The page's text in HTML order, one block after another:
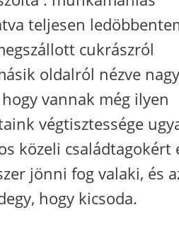
teljesen
cukrászról
oldalról nézve nagy
vannak még ilyen
végtisztessége
közeli családtagokért
jönni fog valaki, és
hogy kicsoda.